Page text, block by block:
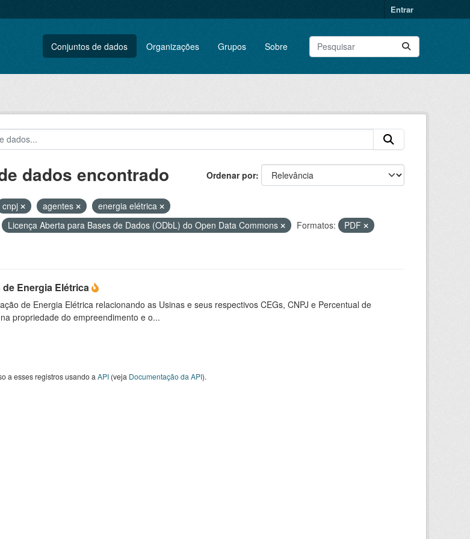
Entrar
Conjuntos de dados Organizações Grupos Sobre
Ordenar por
dados encontrado
cnpj agentes
energia elétrica
Licença Aberta para Bases de Dados (ODbL) do Open Data Commons Formatos:
PDF
Energia Elétrica
de Energia Elétrica relacionando as Usinas e seus respectivos CEGs, CNPJ e Percentual de
propriedade do empreendimento e o...
a esses registros usando a API(veja Documentação da API).